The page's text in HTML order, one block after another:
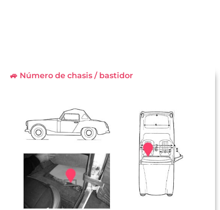
🚙 Número de chasis / bastidor